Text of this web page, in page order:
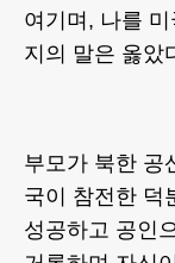
여기며, 나를 미
지의 말은 옳았
부모가 북한 공
국이 참전한 덕
성공하고 공인